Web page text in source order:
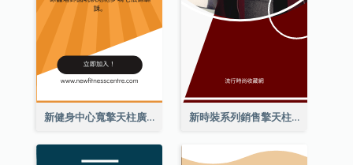
新健身中心寬擎天柱廣告 新時裝系列銷售擎天柱廣告